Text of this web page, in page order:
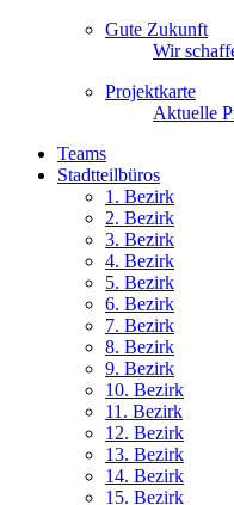
Gute Zukunft
Wir
Projektkarte
Aktuelle
Teams
Stadtteilbüros
1. Bezirk
2. Bezirk
3. Bezirk
4. Bezirk
5. Bezirk
6. Bezirk
7. Bezirk
8. Bezirk
9. Bezirk
10. Bezirk
11. Bezirk
12. Bezirk
13. Bezirk
14. Bezirk
15. Bezirk